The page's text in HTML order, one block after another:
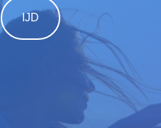
IJD